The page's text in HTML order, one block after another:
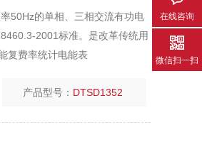
50Hz的单相、三相交流有功电
2001标准。是改革传统用
复费率统计电能表
产品型号： DTSD1352
在线咨询
微信扫一扫